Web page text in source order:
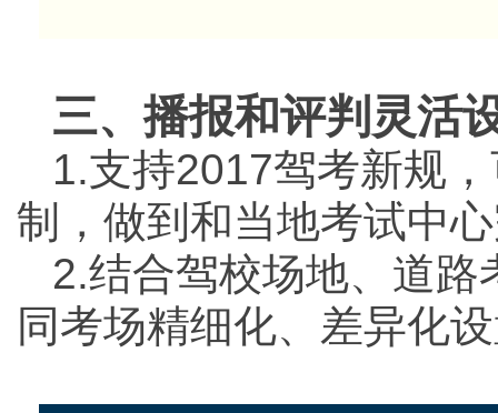
三、播报和评判灵活
1.支持2017驾考新规
制，做到和当地考试中
2.结合驾校场地、道
同考场精细化、差异化